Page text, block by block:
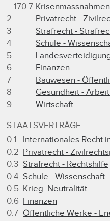
170.7
2
Privatrecht -
3
Strafrecht -
4
Schule -
5
6
Finanzen
7
Bauwesen -
8
Gesundheit -
9
Wirtschaft
STAATSVERTRÄGE
0.1
Internationales Recht
0.2 Privatrecht -
0.3 Strafrecht - Rechtshilfe
0.4 Schule - Wissenschaft
0.5 Krieg. Neutralität
0.6 Finanzen
0.7 Öffentliche Werke -